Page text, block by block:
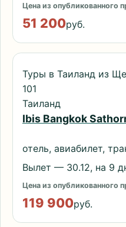
Цена из опубликованного
51 200руб.
Туры в Таиланд из
101
Таиланд
Ibis Bangkok
отель, авиабилет,
Вылет — 30.12, на 9
Цена из опубликованного
119 900руб.